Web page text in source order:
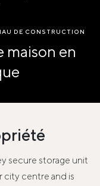
DE CONSTRUCTION
maison en
secure storage unit
city centre and is